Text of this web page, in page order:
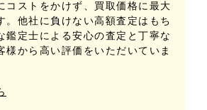
コストをかけず、買取価格に最大
。他社に負けない高額査定はもち
鑑定士による安心の査定と丁寧な
様から高い評価をいただいていま